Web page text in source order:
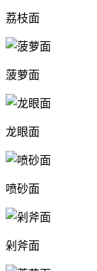
荔枝面
菠萝面
龙眼面
喷砂面
剁斧面